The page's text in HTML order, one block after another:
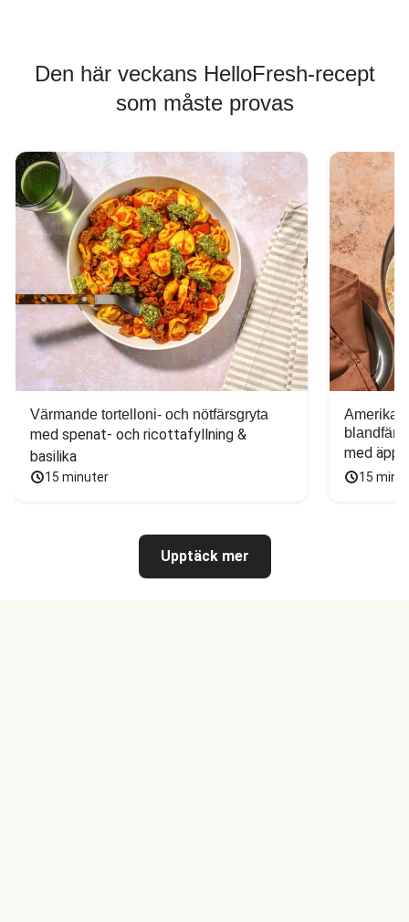
Den här veckans HelloFresh-recept
som måste provas
Värmande tortelloni- och nötfärsgryta
med spenat- och ricottafyllning &
basilika
15 minuter
blandfärs
med
15
Upptäck mer